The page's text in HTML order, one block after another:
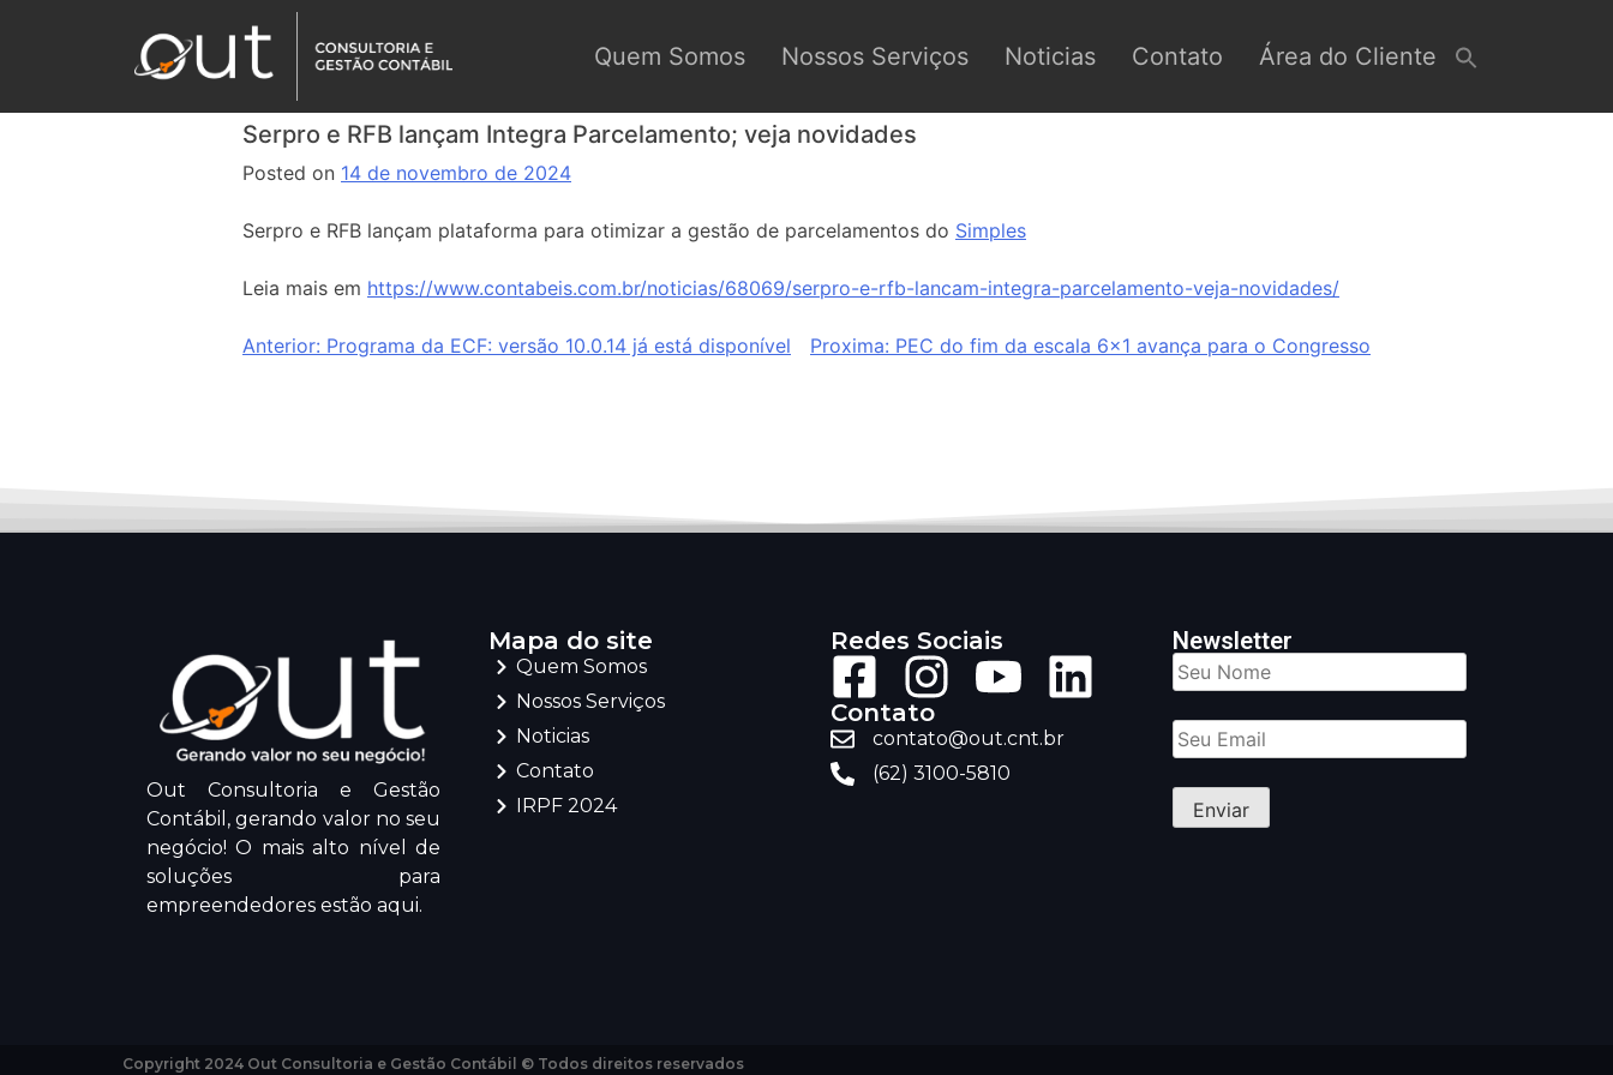
Quem Somos Nossos Serviços Noticias Contato Área do Cliente
Serpro e RFB lançam Integra Parcelamento; veja novidades
Posted on 14 de novembro de 2024
Serpro e RFB lançam plataforma para otimizar a gestão de parcelamentos do Simples
Leia mais em https://www.contabeis.com.br/noticias/68069/serpro-e-rfb-lancam-integra-parcelamento-veja-novidades/
Anterior: Programa da ECF: versão 10.0.14 já está disponível Proxima: PEC do fim da escala 6×1 avança para o Congresso
Out Consultoria e Gestão
Contábil, gerando valor no seu
negócio! O mais alto nível de
soluções para
empreendedores estão aqui.
Mapa do site
Quem Somos
Nossos Serviços
Noticias
Contato
IRPF 2024
Redes Sociais
Contato
contato@out.cnt.br
(62) 3100-5810
Newsletter
Copyright 2024 Out Consultoria e Gestão Contábil © Todos direitos reservados